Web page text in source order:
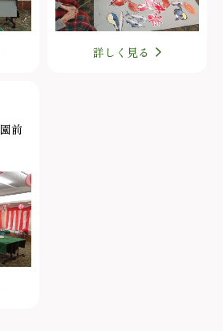
詳しく見る
前